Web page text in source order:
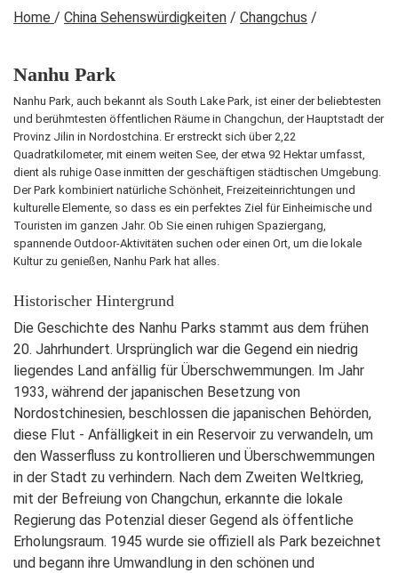
Home / China Sehenswürdigkeiten / Changchus /
Nanhu Park
Nanhu Park, auch bekannt als South Lake Park, ist einer der beliebtesten
und berühmtesten öffentlichen Räume in Changchun, der Hauptstadt der
Provinz Jilin in Nordostchina. Er erstreckt sich über 2,22
Quadratkilometer, mit einem weiten See, der etwa 92 Hektar umfasst,
dient als ruhige Oase inmitten der geschäftigen städtischen Umgebung.
Der Park kombiniert natürliche Schönheit, Freizeiteinrichtungen und
kulturelle Elemente, so dass es ein perfektes Ziel für Einheimische und
Touristen im ganzen Jahr. Ob Sie einen ruhigen Spaziergang,
spannende Outdoor-Aktivitäten suchen oder einen Ort, um die lokale
Kultur zu genießen, Nanhu Park hat alles.
Historischer Hintergrund
Die Geschichte des Nanhu Parks stammt aus dem frühen
20. Jahrhundert. Ursprünglich war die Gegend ein niedrig
liegendes Land anfällig für Überschwemmungen. Im Jahr
1933, während der japanischen Besetzung von
Nordostchinesien, beschlossen die japanischen Behörden,
diese Flut - Anfälligkeit in ein Reservoir zu verwandeln, um
den Wasserfluss zu kontrollieren und Überschwemmungen
in der Stadt zu verhindern. Nach dem Zweiten Weltkrieg,
mit der Befreiung von Changchun, erkannte die lokale
Regierung das Potenzial dieser Gegend als öffentliche
Erholungsraum. 1945 wurde sie offiziell als Park bezeichnet
und begann ihre Umwandlung in den schönen und